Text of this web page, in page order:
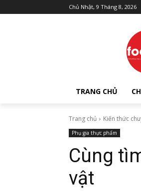
Chủ Nhật, 9 Tháng 8, 2026
TRANG CHỦ
Trang chủ Kiến thức
Phụ gia thực phẩm
Cùng
vật